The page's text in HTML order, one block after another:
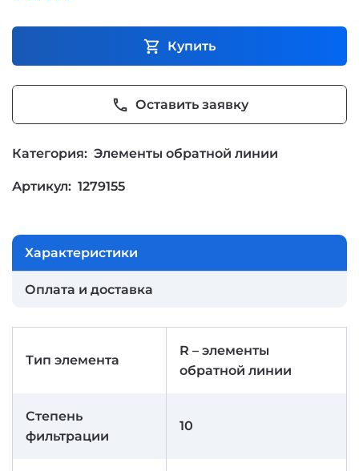
shopping_cart Купить
phone Оставить заявку
Категория: Элементы обратной линии
Артикул: 1279155
Характеристики
Оплата и доставка
Тип элемента
R – элементы
обратной линии
Степень
фильтрации
10